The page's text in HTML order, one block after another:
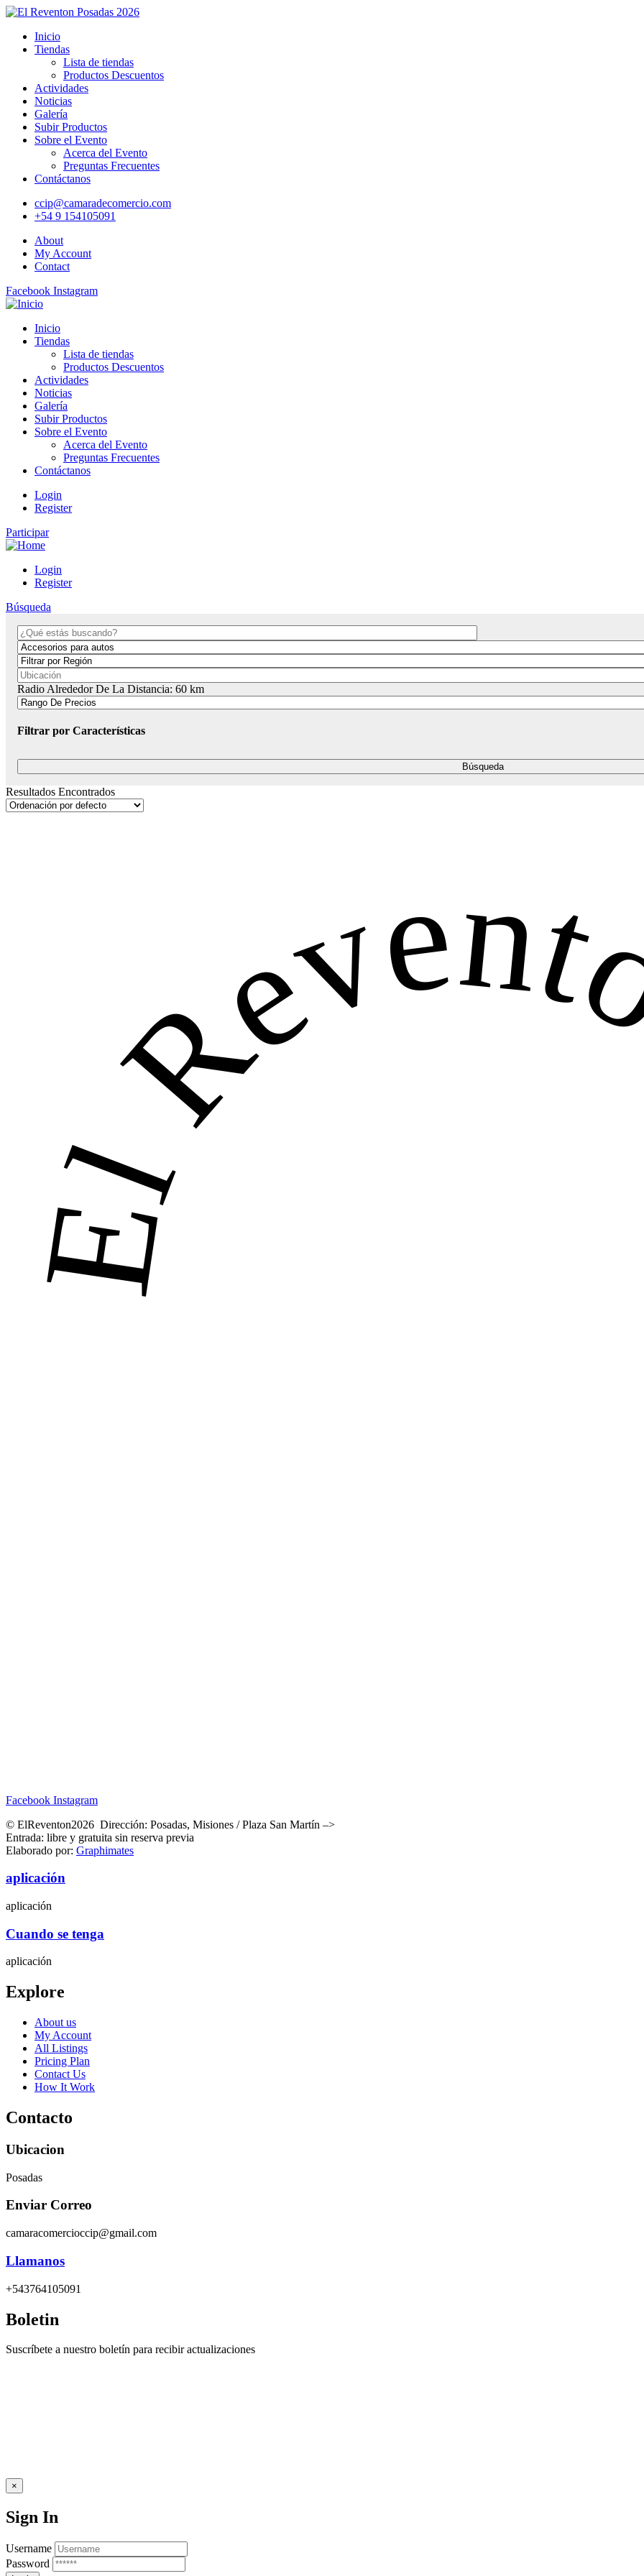
Inicio
Tiendas
Lista de tiendas
Productos Descuentos
Actividades
Noticias
Galería
Subir Productos
Sobre el Evento
Acerca del Evento
Preguntas Frecuentes
Contáctanos
ccip@camaradecomercio.com
+54 9 154105091
About
My Account
Contact
Facebook Instagram
Inicio
Tiendas
Lista de tiendas
Productos Descuentos
Actividades
Noticias
Galería
Subir Productos
Sobre el Evento
Acerca del Evento
Preguntas Frecuentes
Contáctanos
Login
Register
Participar
Login
Register
Búsqueda
Radio Alrededor De La Distancia: 60 km
Filtrar por Características
Resultados Encontrados
El
Facebook Instagram
© ElReventon2026 Dirección: Posadas, Misiones / Plaza San Martín –>
Entrada: libre y gratuita sin reserva previa
Elaborado por: Graphimates
aplicación
aplicación
Cuando se tenga
aplicación
Explore
About us
My Account
All Listings
Pricing Plan
Contact Us
How It Work
Contacto
Ubicacion
Posadas
Enviar Correo
camaracomercioccip@gmail.com
Llamanos
+543764105091
Boletin
Suscríbete a nuestro boletín para recibir actualizaciones
×
Sign In
Username
Password